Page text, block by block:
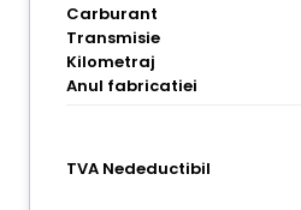
Carburant
Transmisie
Kilometraj
Anul fabricatiei
TVA Nedeductibil